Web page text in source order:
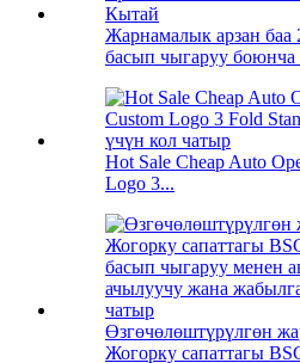
Жарнамалык арзан
басып чыгаруу
Hot Sale Cheap Auto
Logo 3...
Өзгөчөлөштүрүлгөн
Жогорку сапаттагы